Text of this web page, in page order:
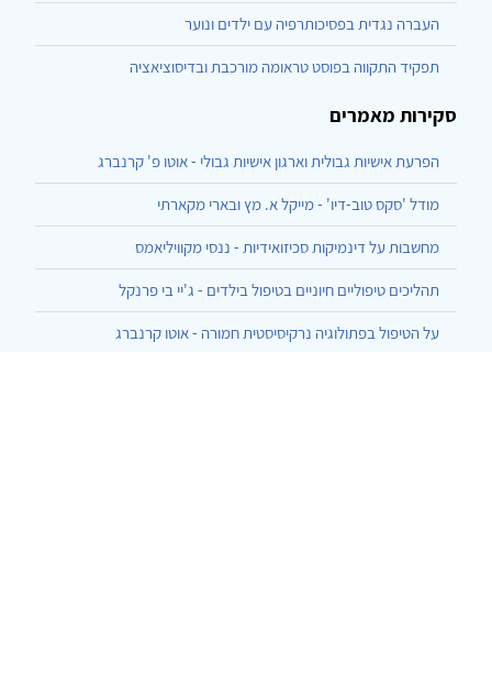
העברה נגדית בפסיכותרפיה עם ילדים ונוער
תפקיד התקווה בפוסט טראומה מורכבת ובדיסוציאציה
סקירות מאמרים
הפרעת אישיות גבולית וארגון אישיות גבולי - אוטו פ' קרנברג
מודל 'סקס טוב-דיו' - מייקל א. מץ ובארי מקארתי
מחשבות על דינמיקות סכיזואידיות - ננסי מקוויליאמס
תהליכים טיפוליים חיוניים בטיפול בילדים - ג'יי בי פרנקל
על הטיפול בפתולוגיה נרקיסיסטית חמורה - אוטו קרנברג